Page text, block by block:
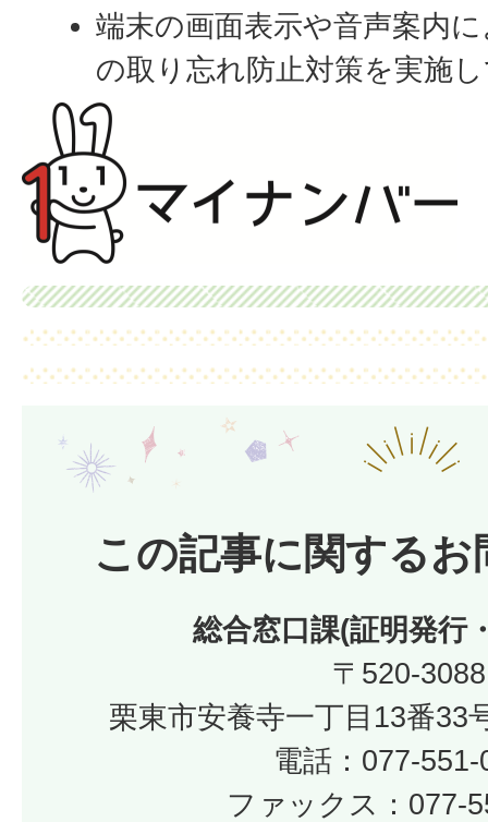
端末の画面表示や音声案内
の取り忘れ防止対策を実施
この記事に関するお
総合窓口課(証明発行
〒520-3088
栗東市安養寺一丁目13番33
電話：077-551-
ファックス：077-